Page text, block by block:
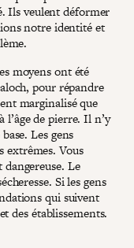
Ils veulent déformer
notre identité et
moyens ont été
pour répandre
marginalisé que
de pierre. Il n’y
Les gens
extrêmes. Vous
Le
Si les gens
qui suivent
des établissements.